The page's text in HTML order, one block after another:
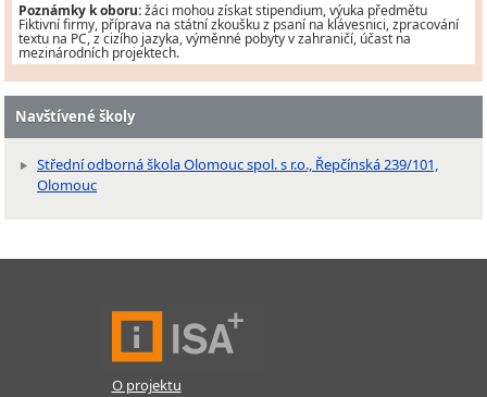
Poznámky k oboru:žáci mohou získat stipendium, výuka předmětu
Fiktivní firmy, příprava na státní zkoušku z psaní na klávesnici, zpracování
textu na PC, z cizího jazyka, výměnné pobyty v zahraničí, účast na
mezinárodních projektech.
Navštívené školy
Střední odborná škola Olomouc spol. s r.o., Řepčínská 239/101,
Olomouc
O projektu